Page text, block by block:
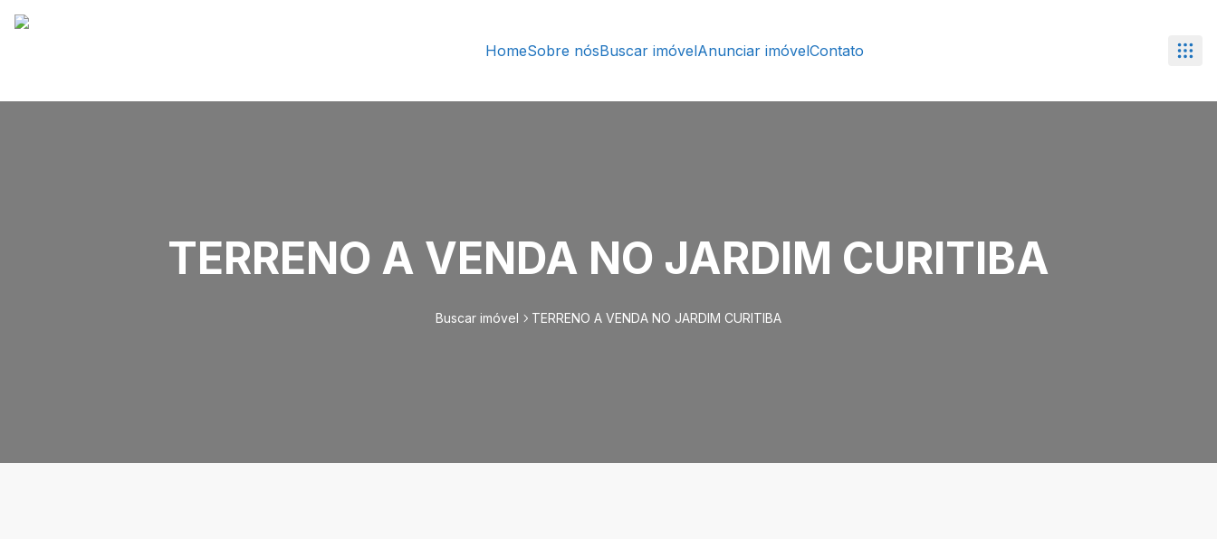
HomeSobre nósBuscar imóvelAnunciar imóvelContato
TERRENO A VENDA NO JARDIM CURITIBA
Buscar imóvel TERRENO A VENDA NO JARDIM CURITIBA